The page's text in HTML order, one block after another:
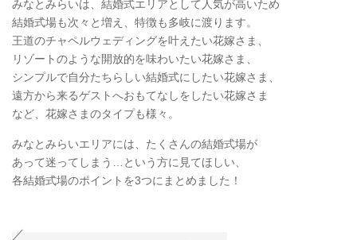
みなとみらいは、結婚式エリアとして人気が高いため
結婚式場も次々と増え、特徴も多岐に渡ります。
王道のチャペルウェディングを叶えたい花嫁さま、
リゾートのような開放的を味わいたい花嫁さま、
シンプルで自分たちらしい結婚式にしたい花嫁さま、
遠方から来るゲストへおもてなしをしたい花嫁さま
など、花嫁さまのタイプも様々。
みなとみらいエリアには、たくさんの結婚式場が
あって迷ってしまう…という方に見てほしい、
各結婚式場のポイントを3つにまとめました！